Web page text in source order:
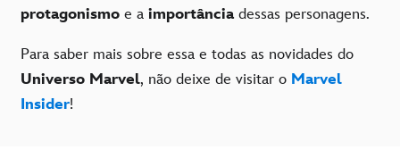
protagonismo e a importânciadessas personagens.
Para saber mais sobre essa e todas as novidades do
Universo Marvel, não deixe de visitar o Marvel
Insider!